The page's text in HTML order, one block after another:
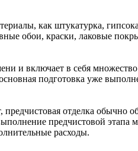
как штукатурка,
обои, краски, лаковые
и включает в себя
подготовка уже
предчистовая отделка обычно
предчистовой этапа
расходы.